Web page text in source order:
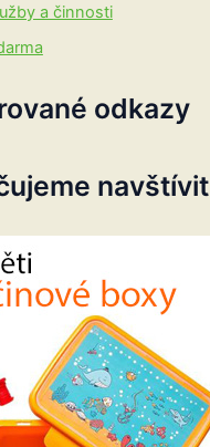
a činnosti
odkazy
navštívit